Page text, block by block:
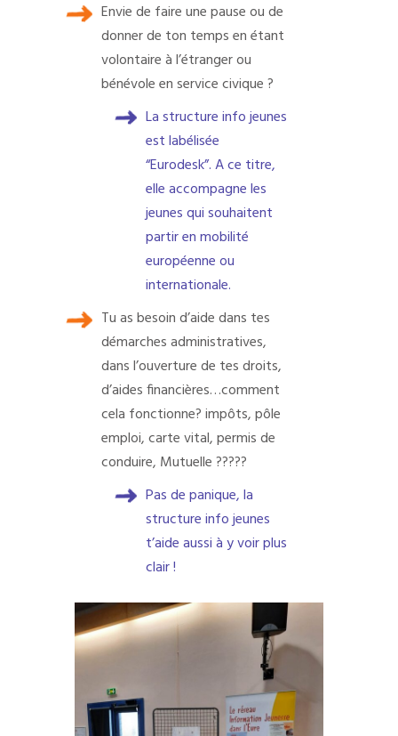
Envie de faire une pause ou de
donner de ton temps en étant
volontaire à l’étranger ou
bénévole en service civique ?
La structure info jeunes
est labélisée
“Eurodesk”. A ce titre,
elle accompagne les
jeunes qui souhaitent
partir en mobilité
européenne ou
internationale.
Tu as besoin d’aide dans tes
démarches administratives,
dans l’ouverture de tes droits,
d’aides financières…comment
cela fonctionne? impôts, pôle
emploi, carte vital, permis de
conduire, Mutuelle ?????
Pas de panique, la
structure info jeunes
t’aide aussi à y voir plus
clair !